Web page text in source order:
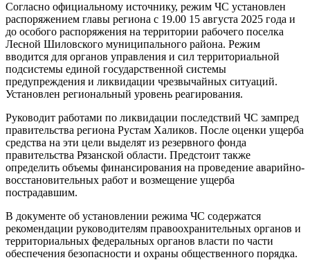
Согласно официальному источнику, режим ЧС установлен
распоряжением главы региона с 19.00 15 августа 2025 года и
до особого распоряжения на территории рабочего поселка
Лесной Шиловского муниципального района. Режим
вводится для органов управления и сил территориальной
подсистемы единой государственной системы
предупреждения и ликвидации чрезвычайных ситуаций.
Установлен региональный уровень реагирования.
Руководит работами по ликвидации последствий ЧС зампред
правительства региона Рустам Халиков. После оценки ущерба
средства на эти цели выделят из резервного фонда
правительства Рязанской области. Предстоит также
определить объемы финансирования на проведение аварийно-
восстановительных работ и возмещение ущерба
пострадавшим.
В документе об установлении режима ЧС содержатся
рекомендации руководителям правоохранительных органов и
территориальных федеральных органов власти по части
обеспечения безопасности и охраны общественного порядка.